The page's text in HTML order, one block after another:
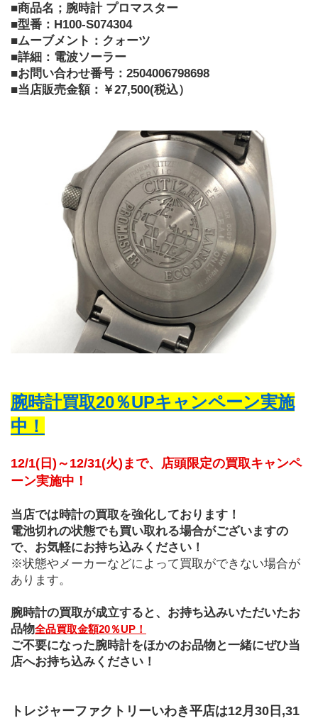
■商品名；腕時計 プロマスター
■型番：H100-S074304
■ムーブメント：クォーツ
■詳細：電波ソーラー
■お問い合わせ番号：2504006798698
■当店販売金額：￥27,500(税込）
腕時計買取20％UPキャンペーン実施
中！
12/1(日)～12/31(火)まで、店頭限定の買取キャンペ
ーン実施中！
当店では時計の買取を強化しております！
電池切れの状態でも買い取れる場合がございますの
で、お気軽にお持ち込みください！
※状態やメーカーなどによって買取ができない場合が
あります。
腕時計の買取が成立すると、お持ち込みいただいたお
品物全品買取金額20％UP！
ご不要になった腕時計をほかのお品物と一緒にぜひ当
店へお持ち込みください！
トレジャーファクトリーいわき平店は12月30日,31